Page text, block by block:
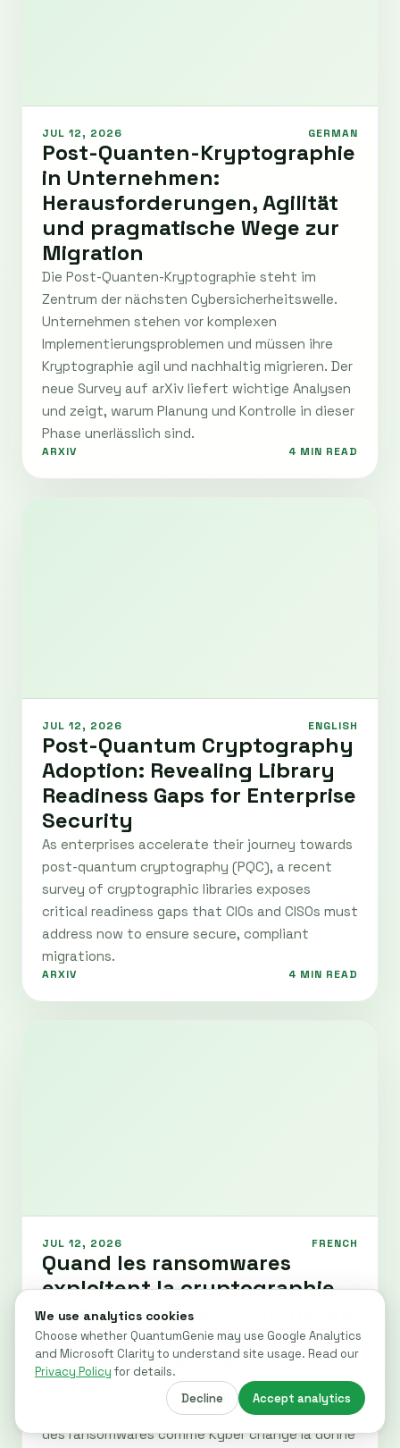
JUL 12, 2026 GERMAN
Post-Quanten-Kryptographie
in Unternehmen:
Herausforderungen, Agilität
und pragmatische Wege zur
Migration
Die Post-Quanten-Kryptographie steht im
Zentrum der nächsten Cybersicherheitswelle.
Unternehmen stehen vor komplexen
Implementierungsproblemen und müssen ihre
Kryptographie agil und nachhaltig migrieren. Der
neue Survey auf arXiv liefert wichtige Analysen
und zeigt, warum Planung und Kontrolle in dieser
Phase unerlässlich sind.
ARXIV 4 MIN READ
JUL 12, 2026 ENGLISH
Post-Quantum Cryptography
Adoption: Revealing Library
Readiness Gaps for Enterprise
Security
As enterprises accelerate their journey towards
post-quantum cryptography (PQC), a recent
survey of cryptographic libraries exposes
critical readiness gaps that CIOs and CISOs must
address now to ensure secure, compliant
migrations.
ARXIV 4 MIN READ
JUL 12, 2026 FRENCH
Quand les ransomwares
exploitent la cryptographie
post-quantique : un nouveau
défi pour les stratégies de
cybersécurité des
entreprises
L'adoption de cryptographie post-quantique par
des ransomwares comme Kyber change la donne